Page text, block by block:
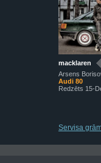
macklaren
Arsens
Audi 80
Redzēts 15-
Servisa